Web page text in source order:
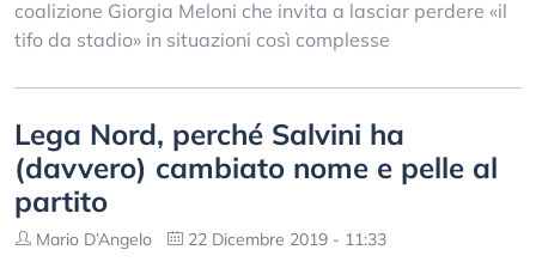
coalizione Giorgia Meloni che invita a lasciar perdere «il
tifo da stadio» in situazioni così complesse
Lega Nord, perché Salvini ha
(davvero) cambiato nome e pelle al
partito
Mario D’Angelo 22 Dicembre 2019 - 11:33